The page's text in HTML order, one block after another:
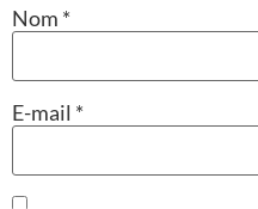
Nom *
E-mail *